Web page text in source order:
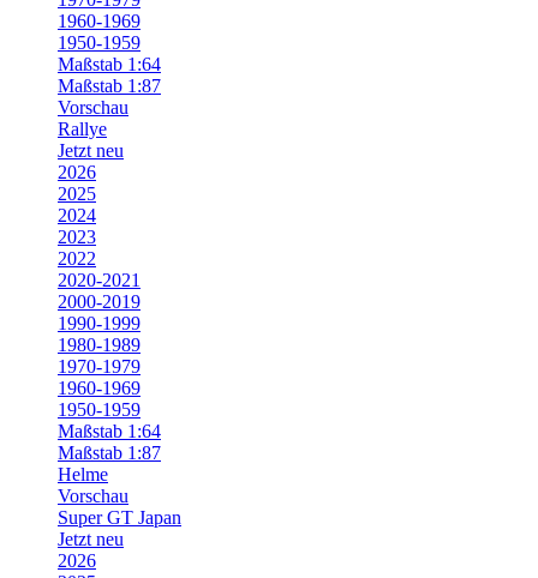
1960-1969
1950-1959
Maßstab 1:64
Maßstab 1:87
Vorschau
Rallye
Jetzt neu
2026
2025
2024
2023
2022
2020-2021
2000-2019
1990-1999
1980-1989
1970-1979
1960-1969
1950-1959
Maßstab 1:64
Maßstab 1:87
Helme
Vorschau
Super GT Japan
Jetzt neu
2026